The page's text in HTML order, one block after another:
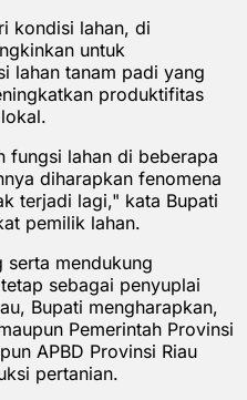
kondisi lahan, di
untuk
lahan tanam padi yang
produktifitas
fungsi lahan di beberapa
diharapkan fenomena
terjadi lagi," kata Bupati
pemilik lahan.
serta mendukung
sebagai penyuplai
Bupati mengharapkan,
Pemerintah Provinsi
APBD Provinsi Riau
pertanian.